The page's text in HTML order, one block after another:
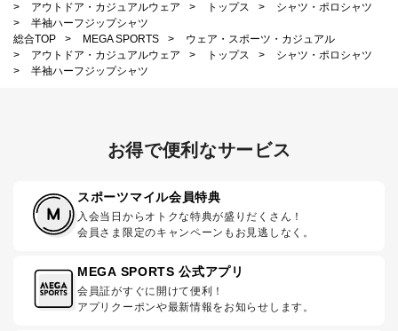
>
アウトドア・カジュアルウェア > トップス >
シャツ・ポロシャツ
>
半袖ハーフジップシャツ
総合TOP
> MEGA SPORTS >
ウェア・スポーツ・カジュアル
>
アウトドア・カジュアルウェア > トップス >
シャツ・ポロシャツ
>
半袖ハーフジップシャツ
お得で便利なサービス
スポーツマイル会員特典
入会当日からオトクな特典が盛りだくさん！
会員さま限定のキャンペーンもお見逃しなく。
MEGA SPORTS 公式アプリ
会員証がすぐに開けて便利！
アプリクーポンや最新情報をお知らせします。